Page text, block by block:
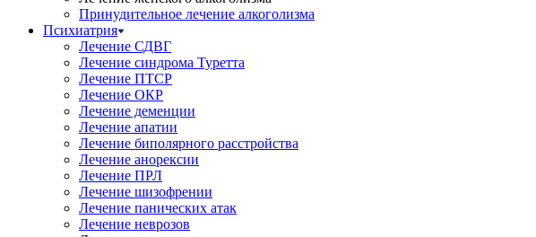
Принудительное лечение алкоголизма
Психиатрия
Лечение СДВГ
Лечение синдрома Туретта
Лечение ПТСР
Лечение ОКР
Лечение деменции
Лечение апатии
Лечение биполярного расстройства
Лечение анорексии
Лечение ПРЛ
Лечение шизофрении
Лечение панических атак
Лечение неврозов